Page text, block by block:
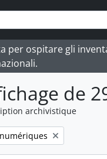
per ospitare gli
de
archivistique